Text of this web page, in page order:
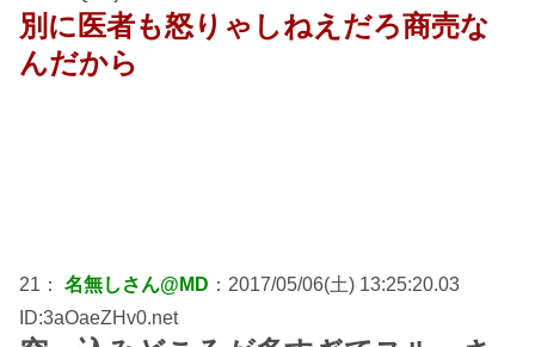
別に医者も怒りゃしねえだろ商売な
んだから
21： 名無しさん@MD ：2017/05/06(土) 13:25:20.03
ID:3aOaeZHv0.net